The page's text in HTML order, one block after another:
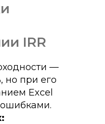
IRR
—
но при его
Excel